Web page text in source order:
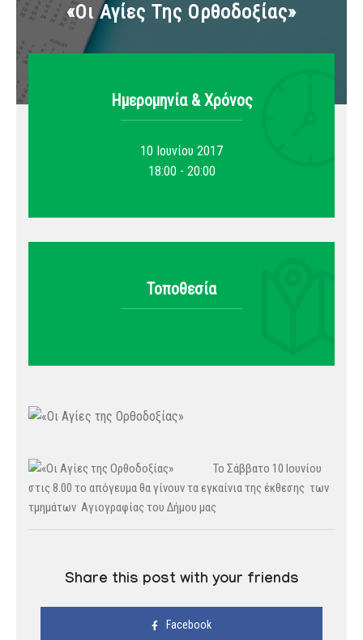
«Οι Αγίες Της Ορθοδοξίας»
Ημερομηνία & Xρόνος
10 Ιουνίου 2017
18:00 - 20:00
Τοποθεσία
Το Σάββατο 10 Ιουνίου
στις 8.00 το απόγευμα θα γίνουν τα εγκαίνια της έκθεσης των
τμημάτων Αγιογραφίας του Δήμου μας
Share this post with your friends
Facebook